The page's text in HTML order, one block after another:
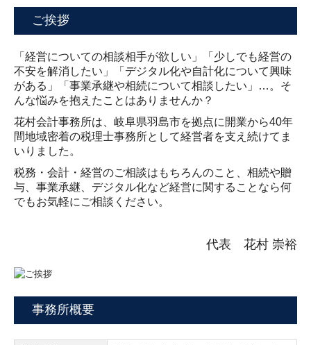
料金について
お問合せ
ご挨拶
「経営についての相談相手が欲しい」「少しでも経営の
不安を解消したい」「デジタル化や自計化について興味
がある」「事業承継や相続について相談したい」…。そ
んな悩みを抱えたことはありませんか？
花村会計事務所は、岐阜県羽島市を拠点に開業から40年
間地域密着の税理士事務所として経営者を支え続けてま
いりました。
税務・会計・経営のご相談はもちろんのこと、相続や贈
与、事業承継、デジタル化など経営に関することなら何
でもお気軽にご相談ください。
代表 花村 崇裕
事務所概要